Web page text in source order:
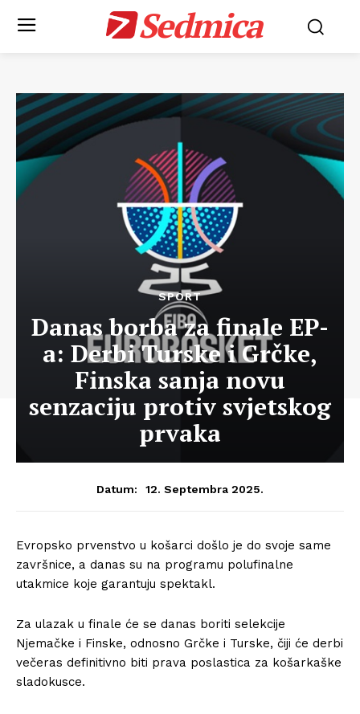
Sedmica
SPORT
Danas borba za finale EP-
a: Derbi Turske i Grčke,
Finska sanja novu
senzaciju protiv svjetskog
prvaka
Datum: 12. Septembra 2025.
Evropsko prvenstvo u košarci došlo je do svoje same
završnice, a danas su na programu polufinalne
utakmice koje garantuju spektakl.
Za ulazak u finale će se danas boriti selekcije
Njemačke i Finske, odnosno Grčke i Turske, čiji će derbi
večeras definitivno biti prava poslastica za košarkaške
sladokusce.